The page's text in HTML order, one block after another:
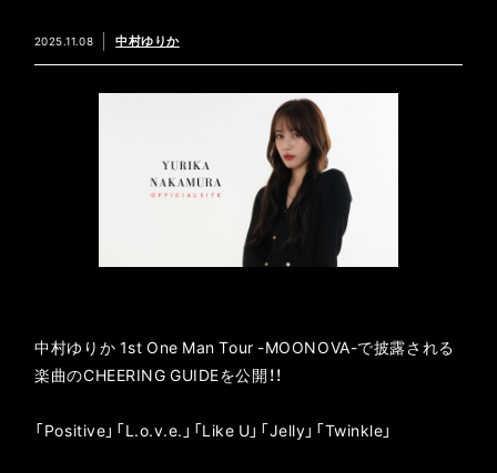
2025.11.08 中村ゆりか
中村ゆりか 1st One Man Tour -MOONOVA-で披露される
楽曲のCHEERING GUIDEを公開！！
「Positive」「L.o.v.e.」「Like U」「Jelly」「Twinkle」